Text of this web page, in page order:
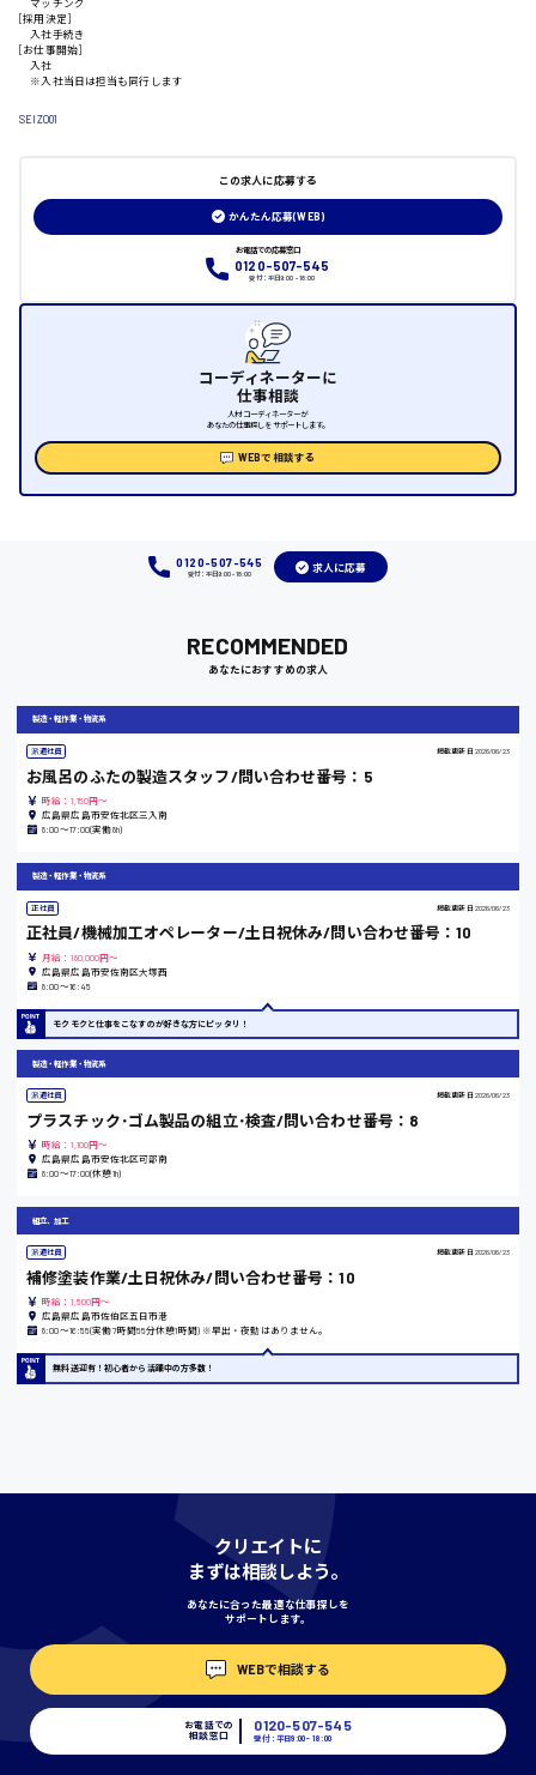
三原市
大阪府
竹原市
熊本県
東京都
島根県
香川県
愛知県
日給制すべて
時給1300円〜
時給1200円〜
時給1100円〜
マッチング
[採用決定]
入社手続き
[お仕事開始]
入社
※入社当日は担当も同行します
SEIZO01
この求人に応募する
かんたん応募(WEB)
お電話での応募窓口
0120-507-545
受付：平日9:00 - 18:00
コーディネーターに
仕事相談
人材コーディネーターが
あなたの仕事探しをサポートします。
WEBで相談する
0120-507-545
受付：平日9:00 - 18:00
求人に応募
RECOMMENDED
あなたにおすすめの求人
製造・軽作業・物流系
派遣社員 掲載更新日 2026/06/23
お風呂のふたの製造スタッフ/問い合わせ番号：5
時給：1,150円～
広島県広島市安佐北区三入南
8:00〜17:00(実働8h)
製造・軽作業・物流系
正社員 掲載更新日 2026/06/23
正社員/機械加工オペレーター/土日祝休み/問い合わせ番号：10
月給：180,000円～
広島県広島市安佐南区大塚西
8:00〜16:45
モクモクと仕事をこなすのが好きな方にピッタリ！
製造・軽作業・物流系
派遣社員 掲載更新日 2026/06/23
プラスチック･ゴム製品の組立･検査/問い合わせ番号：8
時給：1,100円～
広島県広島市安佐北区可部南
8:00〜17:00(休憩1h)
組立、加工
派遣社員 掲載更新日 2026/06/23
補修塗装作業/土日祝休み/問い合わせ番号：10
時給：1,500円～
広島県広島市佐伯区五日市港
8:00〜16:55(実働7時間55分休憩1時間) ※早出・夜勤はありません。
無料送迎有！初心者から活躍中の方多数！
クリエイトに
まずは相談しよう。
あなたに合った最適な仕事探しを
サポートします。
WEBで相談する
お電話での
相談窓口
0120-507-545
受付：平日9:00 - 18:00